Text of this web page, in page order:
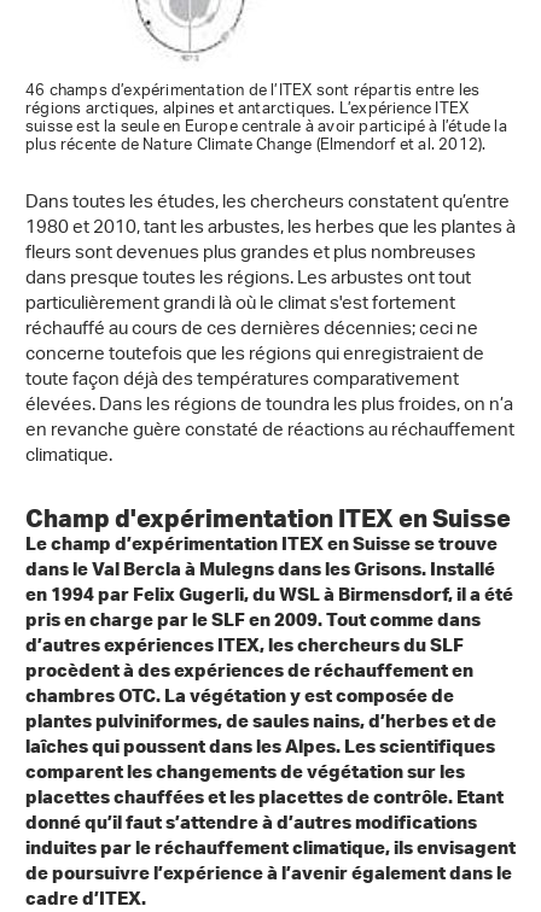
46 champs d’expérimentation de l’ITEX sont répartis entre les
régions arctiques, alpines et antarctiques. L’expérience ITEX
suisse est la seule en Europe centrale à avoir participé à l’étude la
plus récente de Nature Climate Change (Elmendorf et al. 2012).
Dans toutes les études, les chercheurs constatent qu’entre
1980 et 2010, tant les arbustes, les herbes que les plantes à
fleurs sont devenues plus grandes et plus nombreuses
dans presque toutes les régions. Les arbustes ont tout
particulièrement grandi là où le climat s'est fortement
réchauffé au cours de ces dernières décennies; ceci ne
concerne toutefois que les régions qui enregistraient de
toute façon déjà des températures comparativement
élevées. Dans les régions de toundra les plus froides, on n’a
en revanche guère constaté de réactions au réchauffement
climatique.
Champ d'expérimentation ITEX en Suisse
Le champ d’expérimentation ITEX en Suisse se trouve
dans le Val Bercla à Mulegns dans les Grisons. Installé
en 1994 par Felix Gugerli, du WSL à Birmensdorf, il a été
pris en charge par le SLF en 2009. Tout comme dans
d’autres expériences ITEX, les chercheurs du SLF
procèdent à des expériences de réchauffement en
chambres OTC. La végétation y est composée de
plantes pulviniformes, de saules nains, d’herbes et de
laîches qui poussent dans les Alpes. Les scientifiques
comparent les changements de végétation sur les
placettes chauffées et les placettes de contrôle. Etant
donné qu’il faut s’attendre à d’autres modifications
induites par le réchauffement climatique, ils envisagent
de poursuivre l’expérience à l’avenir également dans le
cadre d’ITEX.